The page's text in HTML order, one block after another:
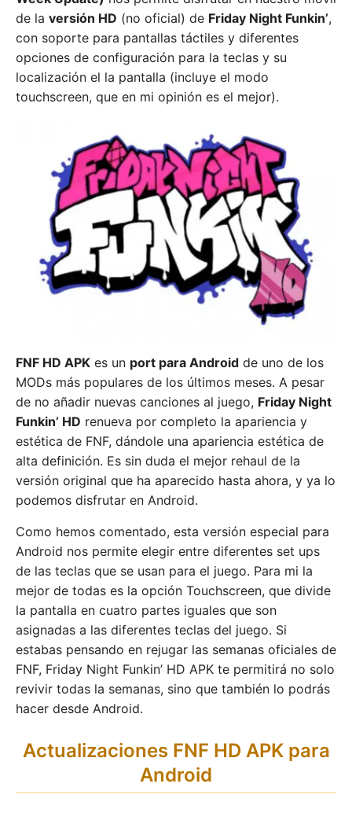
de la versión HD (no oficial) de Friday Night Funkin’,
con soporte para pantallas táctiles y diferentes
opciones de configuración para la teclas y su
localización el la pantalla (incluye el modo
touchscreen, que en mi opinión es el mejor).
FNF HD APK es un port para Android de uno de los
MODs más populares de los últimos meses. A pesar
de no añadir nuevas canciones al juego, Friday Night
Funkin’ HD renueva por completo la apariencia y
estética de FNF, dándole una apariencia estética de
alta definición. Es sin duda el mejor rehaul de la
versión original que ha aparecido hasta ahora, y ya lo
podemos disfrutar en Android.
Como hemos comentado, esta versión especial para
Android nos permite elegir entre diferentes set ups
de las teclas que se usan para el juego. Para mi la
mejor de todas es la opción Touchscreen, que divide
la pantalla en cuatro partes iguales que son
asignadas a las diferentes teclas del juego. Si
estabas pensando en rejugar las semanas oficiales de
FNF, Friday Night Funkin’ HD APK te permitirá no solo
revivir todas la semanas, sino que también lo podrás
hacer desde Android.
Actualizaciones FNF HD APK para
Android